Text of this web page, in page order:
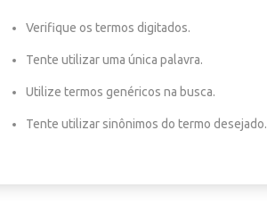
Verifique os termos digitados.
Tente utilizar uma única palavra.
Utilize termos genéricos na busca.
Tente utilizar sinônimos do termo desejado.